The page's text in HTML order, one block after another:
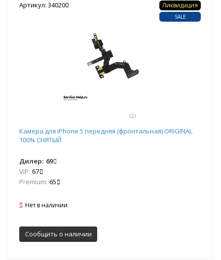
Артикул: 340200
(2)
Ликвидация
SALE
Камера для iPhone 5 передняя (фронтальная) ORIGINAL
100% СНЯТЫЙ
Дилер: 69
VIP: 67
Premium: 65
Нет в наличии
Сообщить о наличии